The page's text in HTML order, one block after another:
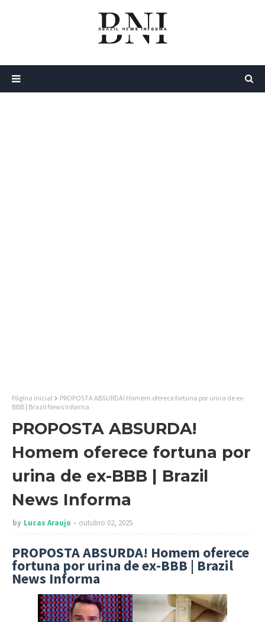
Página inicial
PROPOSTA ABSURDA! Homem oferece fortuna por urina de ex-
BBB | Brazil News Informa
PROPOSTA ABSURDA!
Homem oferece fortuna por
urina de ex-BBB | Brazil
News Informa
by Lucas Araujo outubro 02, 2025
PROPOSTA ABSURDA! Homem oferece
fortuna por urina de ex-BBB | Brazil
News Informa